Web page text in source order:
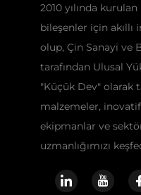
2010 yılında
bileşenler için
olup, Çin Sanayi ve
tarafından Ulusal
"Küçük Dev" olarak
malzemeler,
ekipmanlar ve
uzmanlığımızı